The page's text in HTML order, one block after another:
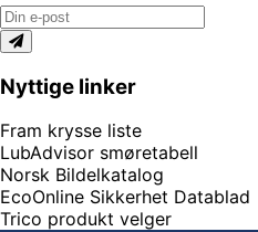
Nyttige linker
Fram krysse liste
LubAdvisor smøretabell
Norsk Bildelkatalog
EcoOnline Sikkerhet Datablad
Trico produkt velger